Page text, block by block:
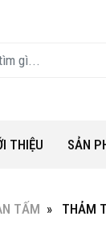
THIỆU SẢN
TẤM THẢM